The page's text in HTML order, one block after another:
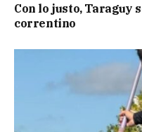
Con lo justo, Taraguy
correntino